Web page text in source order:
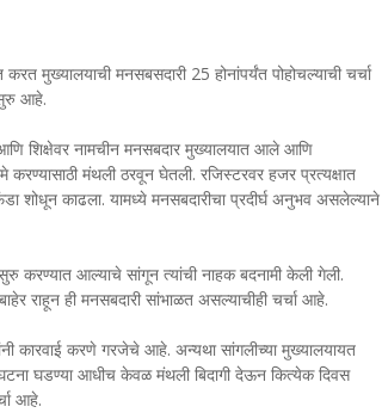
मुख्यालयाची मनसबसदारी 25 होनांपर्यंत पोहोचल्याची चर्चा
सुरु आहे.
शिक्षेवर नामचीन मनसबदार मुख्यालयात आले आणि
करण्यासाठी मंथली ठरवून घेतली. रजिस्टरवर हजर प्रत्यक्षात
शोधून काढला. यामध्ये मनसबदारीचा प्रदीर्घ अनुभव असलेल्याने
करण्यात आल्याचे सांगून त्यांची नाहक बदनामी केली गेली.
राहून ही मनसबदारी सांभाळत असल्याचीही चर्चा आहे.
कारवाई करणे गरजेचे आहे. अन्यथा सांगलीच्या मुख्यालयायत
घडण्या आधीच केवळ मंथली बिदागी देऊन कित्येक दिवस
आहे.